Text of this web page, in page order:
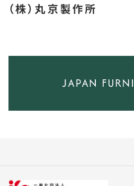
（株）丸京製作所